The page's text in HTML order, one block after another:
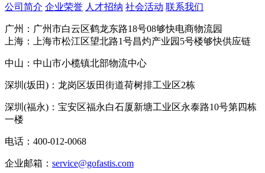
公司简介 企业荣誉 人才招纳 社会活动 联系我们
广州：广州市白云区鹤龙东路18号08够快电商物流园
上海：上海市松江区望北路1号昌灼产业园5号楼够快供应链
中山：中山市小榄镇北部物流中心
深圳(坂田)：龙岗区坂田街道荷树排工业区2栋
深圳(福永)：宝安区福永白石厦新塘工业区永泰路10号第四栋
一楼
电话：400-012-0068
企业邮箱： service@gofastis.com